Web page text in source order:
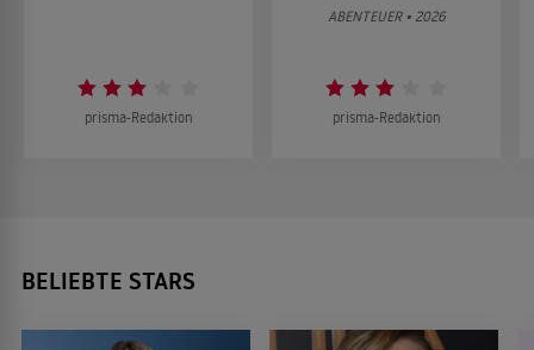
prisma-Redaktion
ABENTEUER • 2026
prisma-Redaktion
BELIEBTE STARS